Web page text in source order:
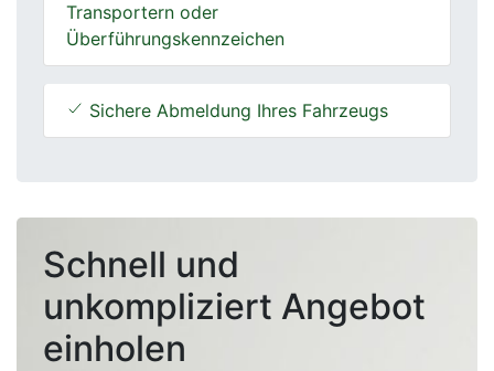
Transportern oder
Überführungskennzeichen
Sichere Abmeldung Ihres Fahrzeugs
Schnell und
unkompliziert Angebot
einholen